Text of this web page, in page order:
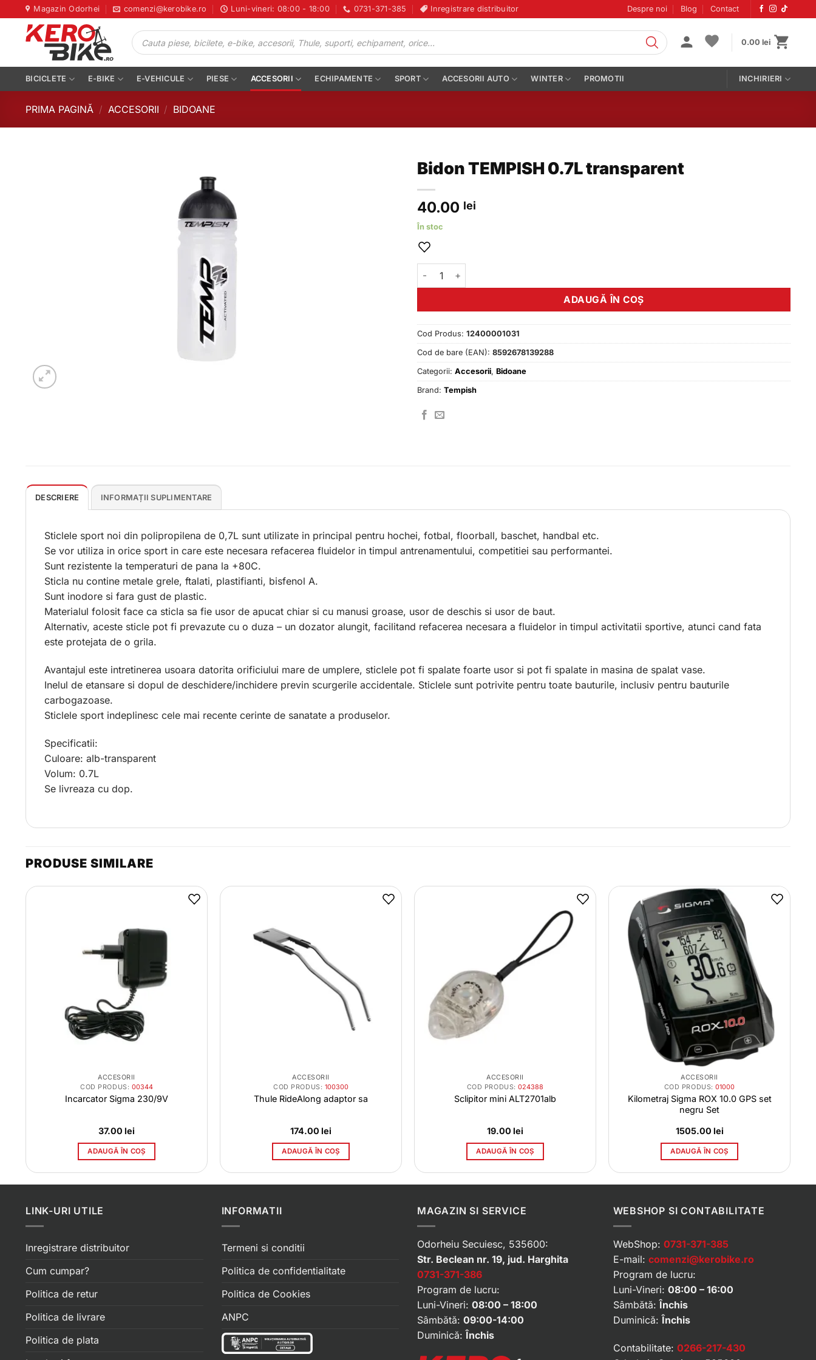
to
content
Magazin Odorhei comenzi@kerobike.ro Luni-vineri: 08:00 - 18:00 0731-371-385 Inregistrare distribuitor Despre noi Blog Contact
Products
search
0.00 lei
BICICLETE E-BIKE E-VEHICULE PIESE ACCESORII ECHIPAMENTE SPORT ACCESORII AUTO WINTER PROMOTII INCHIRIERI
PRIMA PAGINĂ / ACCESORII / BIDOANE
Bidon TEMPISH 0.7L transparent
40.00 lei
În stoc
Cantitate Bidon TEMPISH 0.7L transparent
ADAUGĂ ÎN COȘ
Cod Produs: 12400001031
Cod de bare (EAN): 8592678139288
Categorii: Accesorii, Bidoane
Brand: Tempish
DESCRIERE INFORMAȚII SUPLIMENTARE
Sticlele sport noi din polipropilena de 0,7L sunt utilizate in principal pentru hochei, fotbal, floorball, baschet, handbal etc.
Se vor utiliza in orice sport in care este necesara refacerea fluidelor in timpul antrenamentului, competitiei sau performantei.
Sunt rezistente la temperaturi de pana la +80C.
Sticla nu contine metale grele, ftalati, plastifianti, bisfenol A.
Sunt inodore si fara gust de plastic.
Materialul folosit face ca sticla sa fie usor de apucat chiar si cu manusi groase, usor de deschis si usor de baut.
Alternativ, aceste sticle pot fi prevazute cu o duza – un dozator alungit, facilitand refacerea necesara a fluidelor in timpul activitatii sportive, atunci cand fata
este protejata de o grila.
Avantajul este intretinerea usoara datorita orificiului mare de umplere, sticlele pot fi spalate foarte usor si pot fi spalate in masina de spalat vase.
Inelul de etansare si dopul de deschidere/inchidere previn scurgerile accidentale. Sticlele sunt potrivite pentru toate bauturile, inclusiv pentru bauturile
carbogazoase.
Sticlele sport indeplinesc cele mai recente cerinte de sanatate a produselor.
Specificatii:
Culoare: alb-transparent
Volum: 0.7L
Se livreaza cu dop.
PRODUSE SIMILARE
ACCESORII
COD PRODUS: 00344
Incarcator Sigma 230/9V
37.00 lei
ADAUGĂ ÎN COȘ
ACCESORII
COD PRODUS: 100300
Thule RideAlong adaptor sa
174.00 lei
ADAUGĂ ÎN COȘ
ACCESORII
COD PRODUS:024388
Sclipitor mini ALT2701alb
19.00 lei
ADAUGĂ ÎN COȘ
ACCESORII
COD PRODUS:01000
Kilometraj Sigma ROX 10.0 GPS set
negru Set
1505.00 lei
ADAUGĂ ÎN COȘ
LINK-URI UTILE
Inregistrare distribuitor
Cum cumpar?
Politica de retur
Politica de livrare
Politica de plata
INFORMATII
Termeni si conditii
Politica de confidentialitate
Politica de Cookies
ANPC
MAGAZIN SI SERVICE
Odorheiu Secuiesc, 535600:
Str. Beclean nr. 19, jud. Harghita
0731-371-386
Program de lucru:
Luni-Vineri: 08:00 – 18:00
Sâmbătă: 09:00-14:00
Duminică:Închis
WEBSHOP SI CONTABILITATE
WebShop: 0731-371-385
E-mail: comenzi@kerobike.ro
Program de lucru:
Luni-Vineri: 08:00 – 16:00
Sâmbătă:Închis
Duminică:Închis
Contabilitate: 0266-217-430